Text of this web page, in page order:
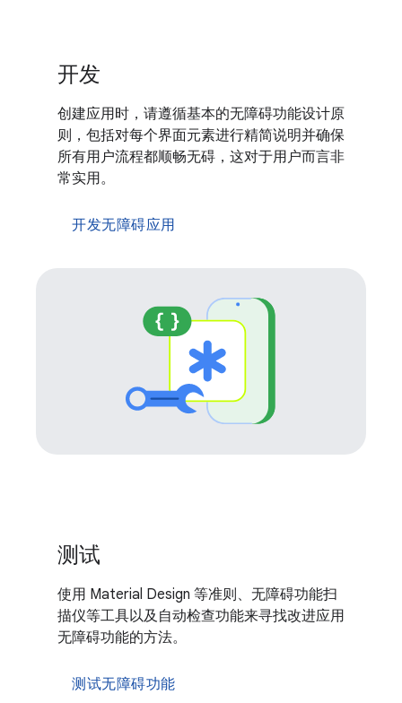
开发
创建应用时，请遵循基本的无障碍功能设计原
则，包括对每个界面元素进行精简说明并确保
所有用户流程都顺畅无碍，这对于用户而言非
常实用。
开发无障碍应用
测试
使用 Material Design 等准则、无障碍功能扫
描仪等工具以及自动检查功能来寻找改进应用
无障碍功能的方法。
测试无障碍功能